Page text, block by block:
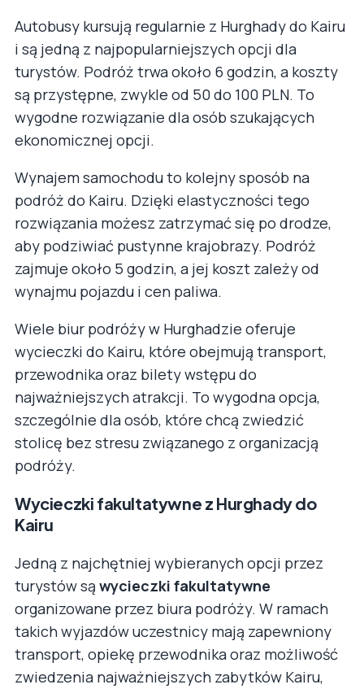
Autobusy kursują regularnie z Hurghady do Kairu
i są jedną z najpopularniejszych opcji dla
turystów. Podróż trwa około 6 godzin, a koszty
są przystępne, zwykle od 50 do 100 PLN. To
wygodne rozwiązanie dla osób szukających
ekonomicznej opcji.
Wynajem samochodu to kolejny sposób na
podróż do Kairu. Dzięki elastyczności tego
rozwiązania możesz zatrzymać się po drodze,
aby podziwiać pustynne krajobrazy. Podróż
zajmuje około 5 godzin, a jej koszt zależy od
wynajmu pojazdu i cen paliwa.
Wiele biur podróży w Hurghadzie oferuje
wycieczki do Kairu, które obejmują transport,
przewodnika oraz bilety wstępu do
najważniejszych atrakcji. To wygodna opcja,
szczególnie dla osób, które chcą zwiedzić
stolicę bez stresu związanego z organizacją
podróży.
Wycieczki fakultatywne z Hurghady do
Kairu
Jedną z najchętniej wybieranych opcji przez
turystów są wycieczki fakultatywne
organizowane przez biura podróży. W ramach
takich wyjazdów uczestnicy mają zapewniony
transport, opiekę przewodnika oraz możliwość
zwiedzenia najważniejszych zabytków Kairu,